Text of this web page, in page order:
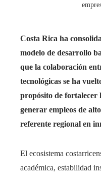
Costa Rica ha
modelo de desarrollo
que la colaboración
tecnológicas se ha
propósito de fortalecer
generar empleos de
referente regional en
El ecosistema
académica, estabilidad